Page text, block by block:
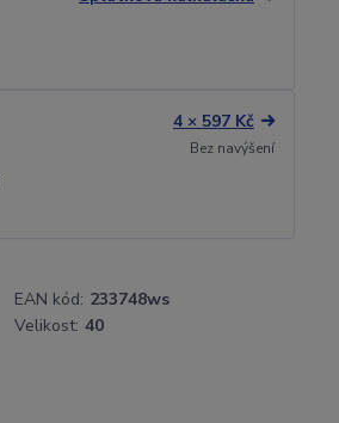
4 × 597 Kč
Bez navýšení
EAN kód: 233748ws
Velikost: 40